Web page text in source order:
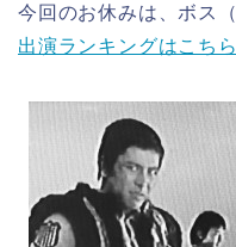
今回のお休みは、ボス（
出演ランキングはこちら